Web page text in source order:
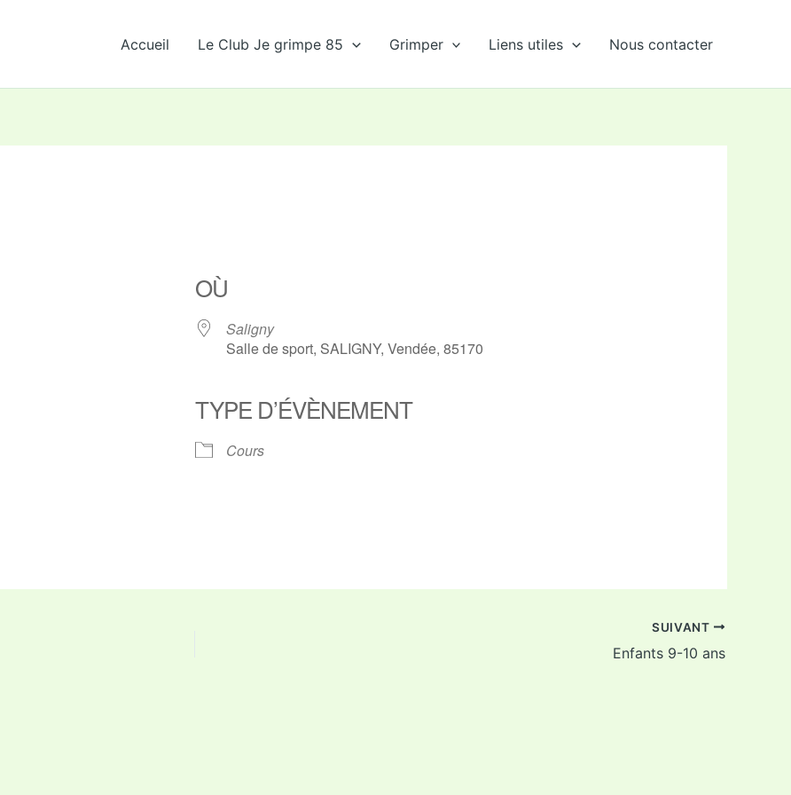
Accueil Le Club Je grimpe 85 Grimper Liens utiles Nous contacter
iCalendar
OÙ
Saligny
Salle de sport, SALIGNY, Vendée, 85170
TYPE D’ÉVÈNEMENT
Cours
SUIVANT
Enfants 9-10 ans